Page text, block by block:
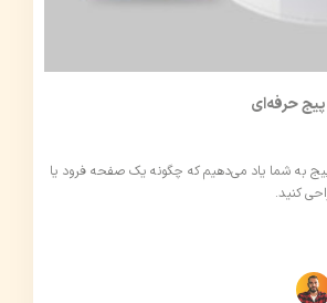
حرفه‌ای
به شما یاد می‌دهیم که چگونه یک صفحه فرود یا
کنید.